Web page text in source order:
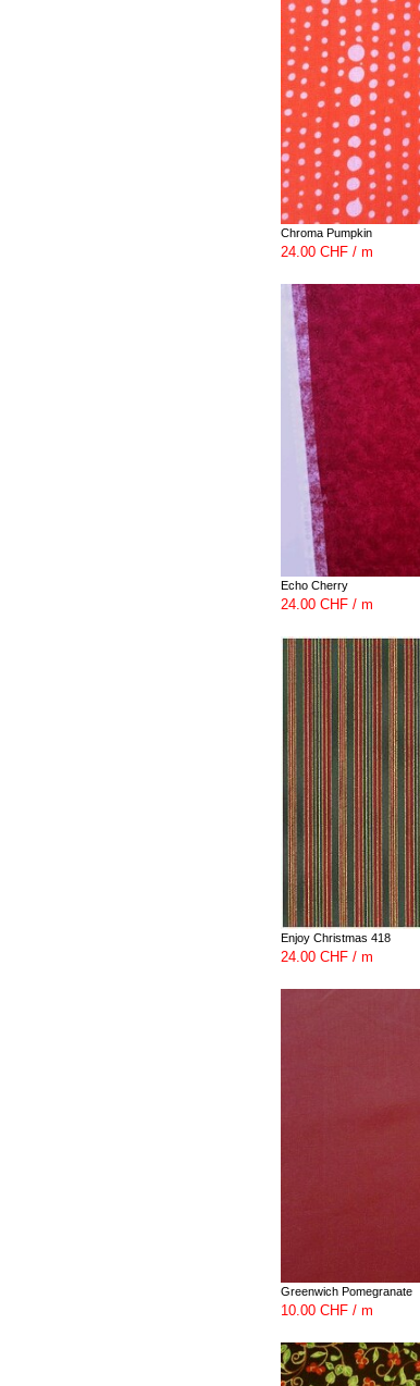
Chroma Pumpkin
24.00 CHF / m
Echo Cherry
24.00 CHF / m
Enjoy Christmas 418
24.00 CHF / m
Greenwich Pomegranate
10.00 CHF / m